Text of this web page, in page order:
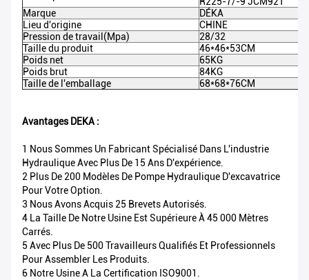
Marque
DÉKA
Lieu d'origine
CHINE
Pression de travail(Mpa)
28/32
Taille du produit
46*46*53CM
Poids net
65KG
Poids brut
84KG
Taille de l'emballage
68*68*76CM
Avantages DEKA :
1 Nous Sommes Un Fabricant Spécialisé Dans L'industrie
Hydraulique Avec Plus De 15 Ans D'expérience.
2 Plus De 200 Modèles De Pompe Hydraulique D'excavatrice
Pour Votre Option.
3 Nous Avons Acquis 25 Brevets Autorisés.
4 La Taille De Notre Usine Est Supérieure À 45 000 Mètres
Carrés.
5 Avec Plus De 500 Travailleurs Qualifiés Et Professionnels
Pour Assembler Les Produits.
6 Notre Usine A La Certification ISO9001.